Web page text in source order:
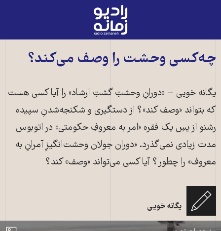
رادیو
زمانه
صفحه
چه‌کسی وحشت را وصف می‌کند؟
یگانه خویی − «دورانِ وحشتِ گشتِ ارشاد» را آیا کسی هست
که بتواند «وصف کند»؟ از دستگیری و شکنجه‌شدنِ سپیده
رشنو از پسِ یک فقره «امر به معروفِ حکومتی» در اتوبوس
مدت زیادی نمی‌گذرد. «دوران جولان وحشت‌انگیزِ آمرانِ به
معروف» را چطور؟ آیا کسی می‌تواند «وصف»‌ کند؟
یگانه خویی
نمایش